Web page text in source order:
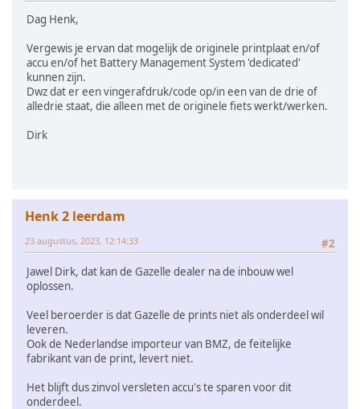
Dag Henk,
Vergewis je ervan dat mogelijk de originele printplaat en/of
accu en/of het Battery Management System 'dedicated'
kunnen zijn.
Dwz dat er een vingerafdruk/code op/in een van de drie of
alledrie staat, die alleen met de originele fiets werkt/werken.
Dirk
Henk 2 leerdam
#2
23 augustus, 2023, 12:14:33
Jawel Dirk, dat kan de Gazelle dealer na de inbouw wel
oplossen.
Veel beroerder is dat Gazelle de prints niet als onderdeel wil
leveren.
Ook de Nederlandse importeur van BMZ, de feitelijke
fabrikant van de print, levert niet.
Het blijft dus zinvol versleten accu's te sparen voor dit
onderdeel.